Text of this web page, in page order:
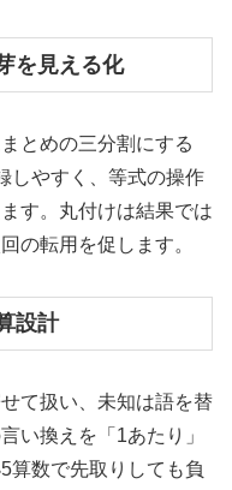
を見える化
とめの三分割にする
しやすく、等式の操作
す。丸付けは結果では
の転用を促します。
設計
て扱い、未知は語を替
い換えを「1あたり」
算数で先取りしても負